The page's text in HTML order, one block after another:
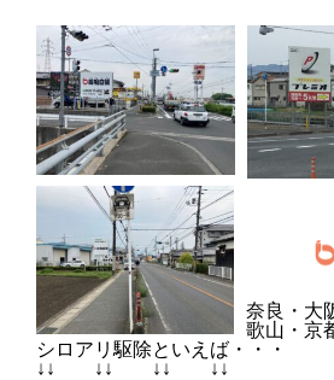
奈良・大
歌山・京
シロアリ駆除といえば・・・
↓↓ ↓↓ ↓↓ ↓↓